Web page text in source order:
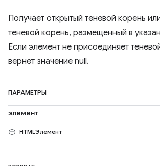
Получает открытый теневой корень
теневой корень, размещенный в
Если элемент не присоединяет
вернет значение null.
ПАРАМЕТРЫ
элемент
HTMLЭлемент